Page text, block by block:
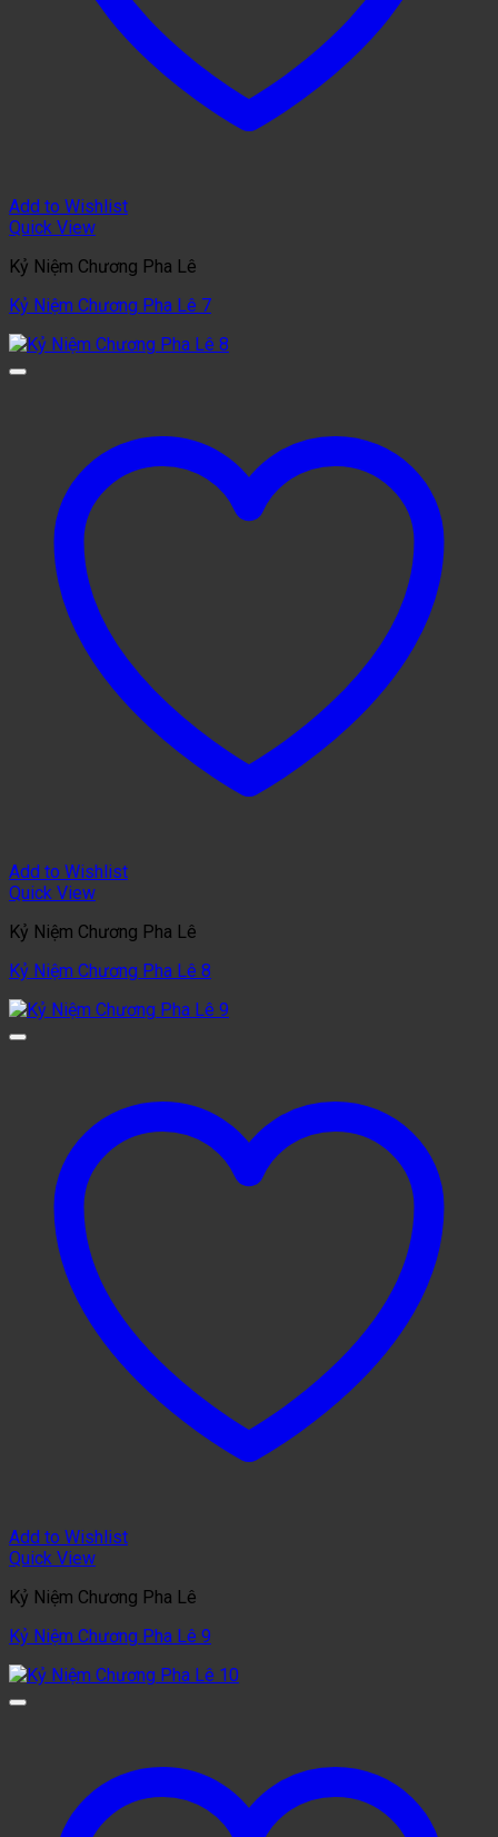
Add to Wishlist
Quick View
Kỷ Niệm Chương Pha Lê
Kỷ Niệm Chương Pha Lê 7
Add to Wishlist
Quick View
Kỷ Niệm Chương Pha Lê
Kỷ Niệm Chương Pha Lê 8
Add to Wishlist
Quick View
Kỷ Niệm Chương Pha Lê
Kỷ Niệm Chương Pha Lê 9